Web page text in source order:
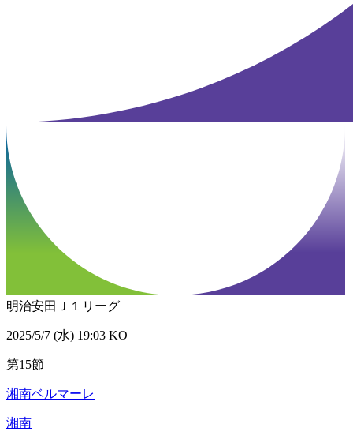
明治安田Ｊ１リーグ
2025/5/7 (水) 19:03 KO
第15節
湘南ベルマーレ
湘南